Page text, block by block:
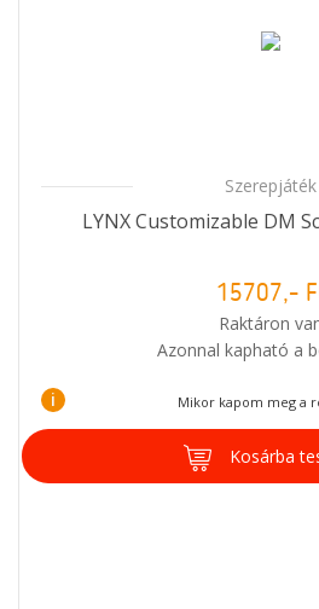
Szerepjáték
LYNX Customizable DM
15707,-
Raktáron
Azonnal kapható a
i Mikor kapom meg a
Kosárba